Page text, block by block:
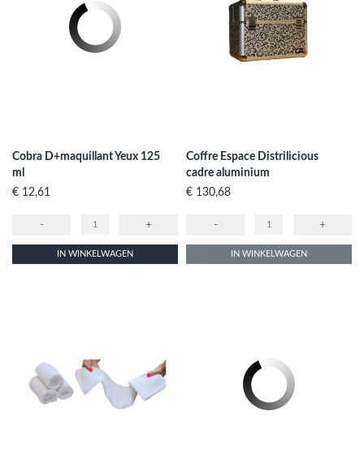
Cobra D+maquillant Yeux 125
ml
Prijs
€ 12,61
- +
IN WINKELWAGEN
Coffre Espace Distrilicious
cadre aluminium
Prijs
€ 130,68
- +
IN WINKELWAGEN